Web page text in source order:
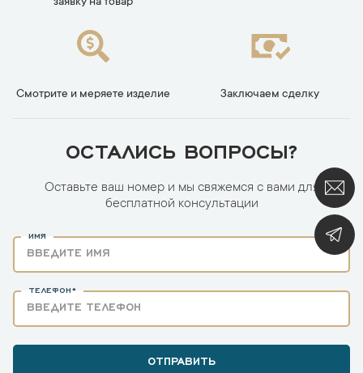
Смотрите и меряете изделие Заключаем сделку
ОСТАЛИСЬ ВОПРОСЫ?
Оставьте ваш номер и мы свяжемся с вами для
бесплатной консультации
ИМЯ
ТЕЛЕФОН*
ОТПРАВИТЬ